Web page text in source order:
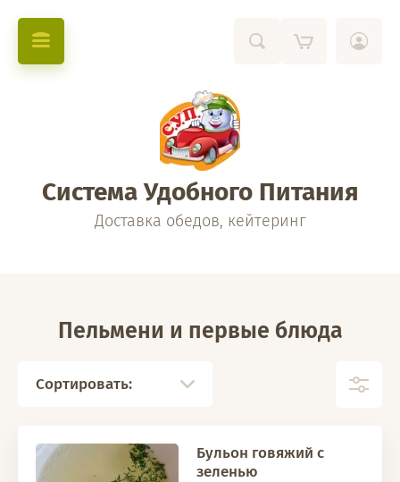
Система Удобного Питания
Доставка обедов, кейтеринг
Пельмени и первые блюда
Сортировать:
Бульон говяжий с
зеленью